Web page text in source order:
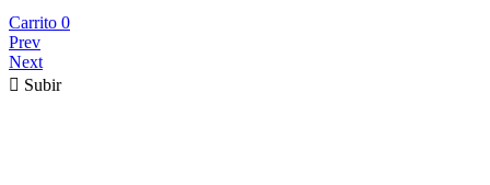
Carrito 0
Prev
Next
 Subir